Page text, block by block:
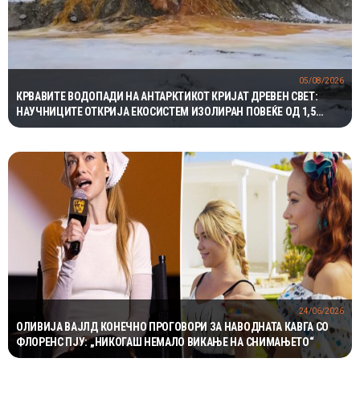
КРВАВИТЕ ВОДОПАДИ НА АНТАРКТИКОТ КРИЈАТ ДРЕВЕН СВЕТ:
НАУЧНИЦИТЕ ОТКРИЈА ЕКОСИСТЕМ ИЗОЛИРАН ПОВЕЌЕ ОД 1,5
МИЛИОНИ ГОДИНИ
05/08/2026
ОЛИВИЈА ВАЈЛД КОНЕЧНО ПРОГОВОРИ ЗА НАВОДНАТА КАВГА СО
ФЛОРЕНС ПЈУ: „НИКОГАШ НЕМАЛО ВИКАЊЕ НА СНИМАЊЕТО“
24/06/2026